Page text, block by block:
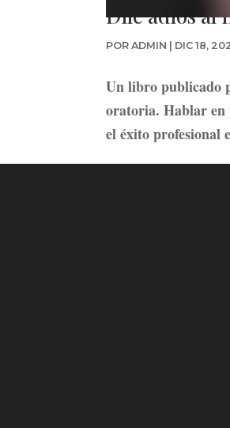
Dile adiós al
PORADMIN | DIC 18,
Un libro publicado
oratoria. Hablar en
el éxito profesional